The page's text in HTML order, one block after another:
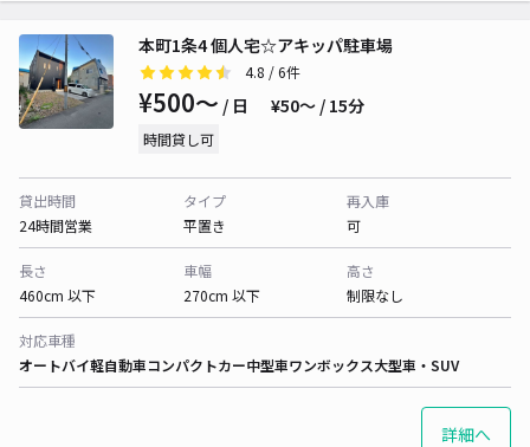
本町1条4 個人宅☆アキッパ駐車場
4.8 / 6件
¥500〜 / 日 ¥50〜 / 15分
時間貸し可
貸出時間
24時間営業
タイプ
平置き
再入庫
可
長さ
460cm 以下
車幅
270cm 以下
高さ
制限なし
対応車種
オートバイ軽自動車コンパクトカー中型車ワンボックス大型車・SUV
詳細へ